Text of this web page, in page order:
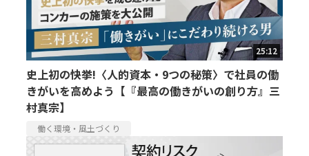
25:12
史上初の快挙!〈人的資本・9つの秘策〉で社員の働
きがいを高めよう【『最高の働きがいの創り方』三
村真宗】
働く環境・風土づくり